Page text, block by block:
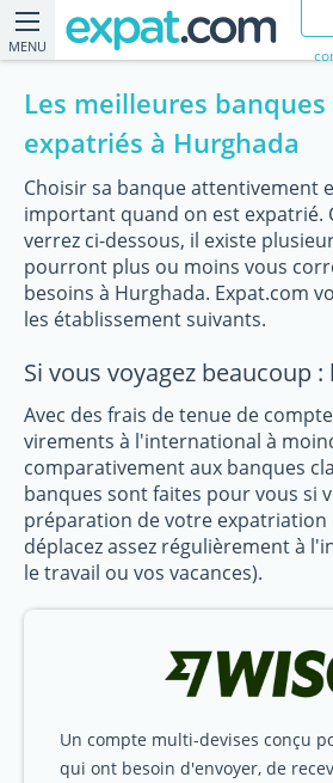
MENU
Les meilleures
expatriés à Hurghada
Choisir sa banque attentivement
important quand on est expatrié.
verrez ci-dessous, il existe
pourront plus ou moins vous
besoins à Hurghada. Expat.com
les établissement suivants.
Si vous voyagez beaucoup
Avec des frais de tenue de
virements à l'international à
comparativement aux banques
banques sont faites pour vous si
préparation de votre expatriation
déplacez assez régulièrement à
le travail ou vos vacances).
Un compte multi-devises conçu
qui ont besoin d'envoyer, de